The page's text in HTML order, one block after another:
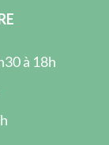
à 18h